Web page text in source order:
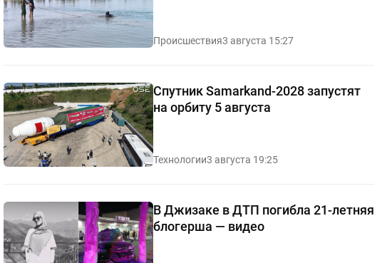
Происшествия3 августа 15:27
Спутник Samarkand-2028 запустят
на орбиту 5 августа
Технологии3 августа 19:25
В Джизаке в ДТП погибла 21-летняя
блогерша — видео